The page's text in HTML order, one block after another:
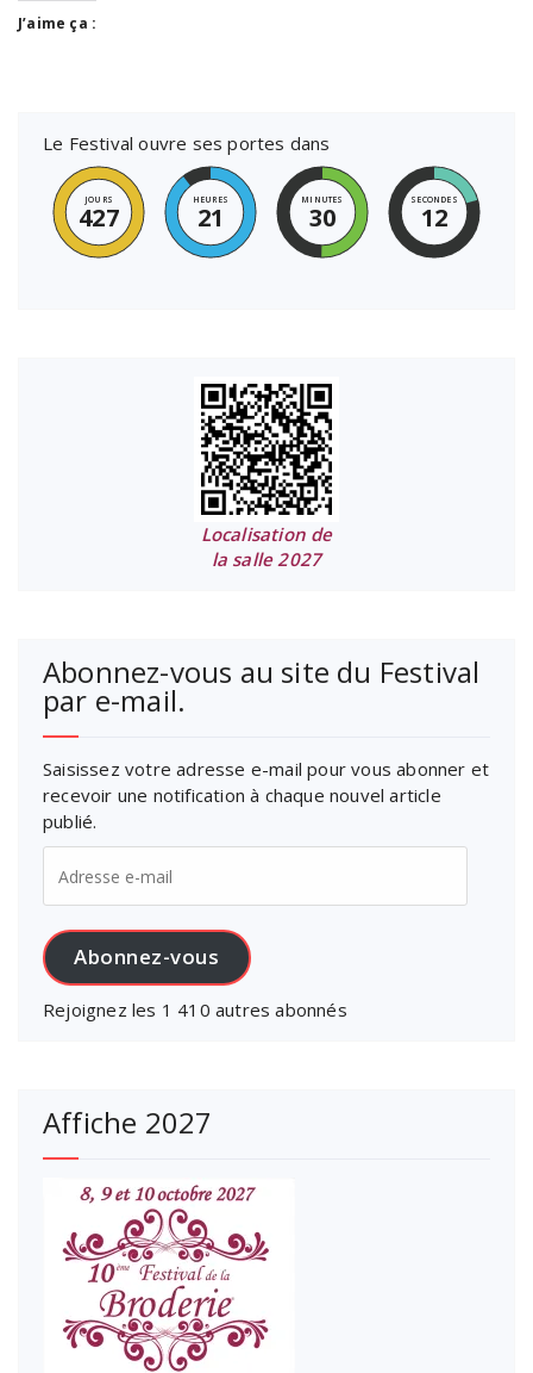
J’aime ça :
Le Festival ouvre ses portes dans
JOURS
427
HEURES
21
MINUTES
30
SECONDES
12
Localisation de
la salle 2027
Abonnez-vous au site du Festival
par e-mail.
Saisissez votre adresse e-mail pour vous abonner et
recevoir une notification à chaque nouvel article
publié.
e-
mail
Abonnez-vous
Rejoignez les 1 410 autres abonnés
Affiche 2027